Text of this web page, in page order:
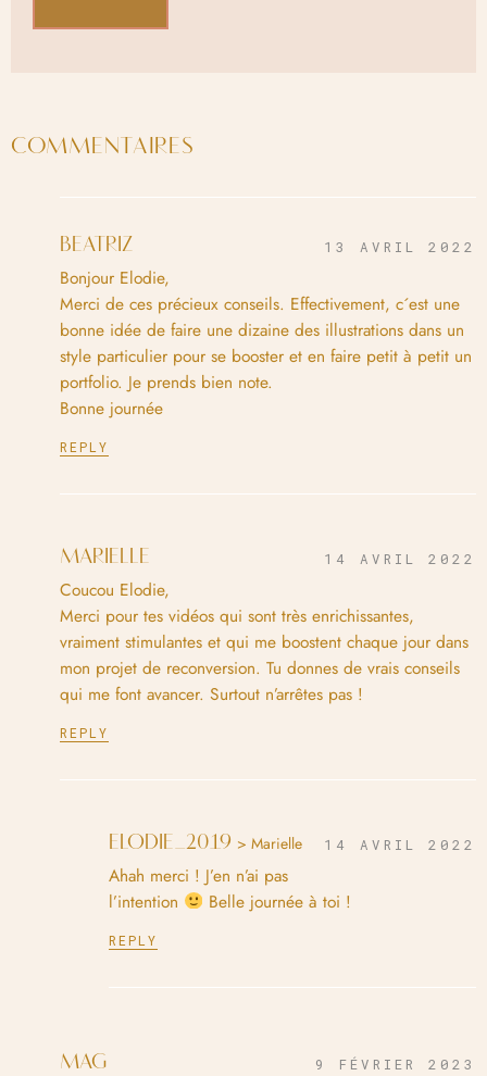
COMMENTAIRES
BEATRIZ 13 AVRIL 2022
Bonjour Elodie,
Merci de ces précieux conseils. Effectivement, c´est une
bonne idée de faire une dizaine des illustrations dans un
style particulier pour se booster et en faire petit à petit un
portfolio. Je prends bien note.
Bonne journée
REPLY
MARIELLE 14 AVRIL 2022
Coucou Elodie,
Merci pour tes vidéos qui sont très enrichissantes,
vraiment stimulantes et qui me boostent chaque jour dans
mon projet de reconversion. Tu donnes de vrais conseils
qui me font avancer. Surtout n’arrêtes pas !
REPLY
ELODIE_2019 > Marielle 14 AVRIL 2022
Ahah merci ! J’en n’ai pas
l’intention
Belle journée à toi !
REPLY
MAG 9 FÉVRIER 2023